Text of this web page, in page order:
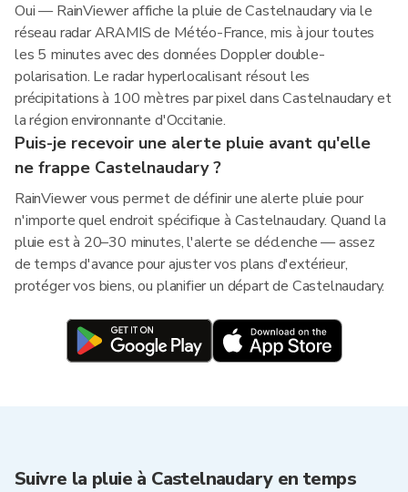
Oui — RainViewer affiche la pluie de Castelnaudary via le
réseau radar ARAMIS de Météo-France, mis à jour toutes
les 5 minutes avec des données Doppler double-
polarisation. Le radar hyperlocalisant résout les
précipitations à 100 mètres par pixel dans Castelnaudary et
la région environnante d'Occitanie.
Puis-je recevoir une alerte pluie avant qu'elle
ne frappe Castelnaudary ?
RainViewer vous permet de définir une alerte pluie pour
n'importe quel endroit spécifique à Castelnaudary. Quand la
pluie est à 20–30 minutes, l'alerte se déclenche — assez
de temps d'avance pour ajuster vos plans d'extérieur,
protéger vos biens, ou planifier un départ de Castelnaudary.
Suivre la pluie à Castelnaudary en temps